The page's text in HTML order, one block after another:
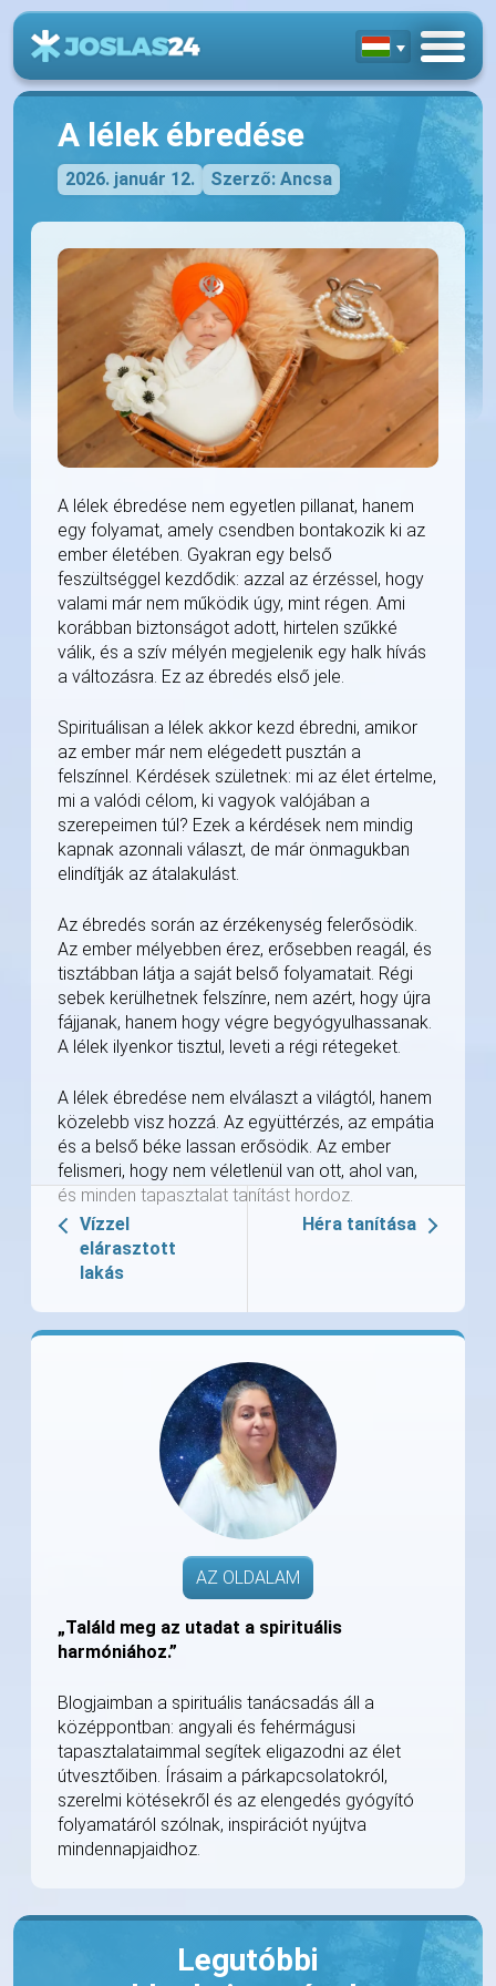
A lélek ébredése
2026. január 12. Szerző: Ancsa
A lélek ébredése nem egyetlen pillanat, hanem
egy folyamat, amely csendben bontakozik ki az
ember életében. Gyakran egy belső
feszültséggel kezdődik: azzal az érzéssel, hogy
valami már nem működik úgy, mint régen. Ami
korábban biztonságot adott, hirtelen szűkké
válik, és a szív mélyén megjelenik egy halk hívás
a változásra. Ez az ébredés első jele.
Spirituálisan a lélek akkor kezd ébredni, amikor
az ember már nem elégedett pusztán a
felszínnel. Kérdések születnek: mi az élet értelme,
mi a valódi célom, ki vagyok valójában a
szerepeimen túl? Ezek a kérdések nem mindig
kapnak azonnali választ, de már önmagukban
elindítják az átalakulást.
Az ébredés során az érzékenység felerősödik.
Az ember mélyebben érez, erősebben reagál, és
tisztábban látja a saját belső folyamatait. Régi
sebek kerülhetnek felszínre, nem azért, hogy újra
fájjanak, hanem hogy végre begyógyulhassanak.
A lélek ilyenkor tisztul, leveti a régi rétegeket.
A lélek ébredése nem elválaszt a világtól, hanem
közelebb visz hozzá. Az együttérzés, az empátia
és a belső béke lassan erősödik. Az ember
felismeri, hogy nem véletlenül van ott, ahol van,
és minden tapasztalat tanítást hordoz.
Vízzel
elárasztott
lakás
Héra tanítása
AZ OLDALAM
„Találd meg az utadat a spirituális
harmóniához.”
Blogjaimban a spirituális tanácsadás áll a
középpontban: angyali és fehérmágusi
tapasztalataimmal segítek eligazodni az élet
útvesztőiben. Írásaim a párkapcsolatokról,
szerelmi kötésekről és az elengedés gyógyító
folyamatáról szólnak, inspirációt nyújtva
mindennapjaidhoz.
Legutóbbi